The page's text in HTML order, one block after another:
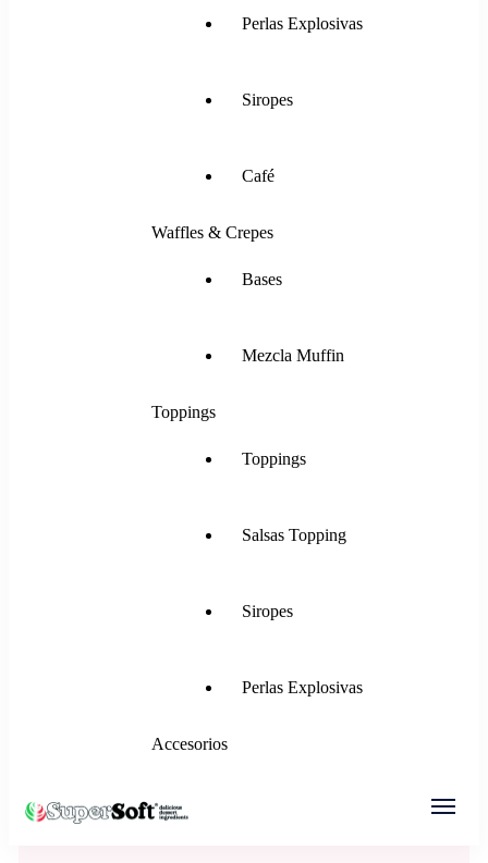
Perlas Explosivas
Siropes
Café
Waffles & Crepes
Bases
Mezcla Muffin
Toppings
Toppings
Salsas Topping
Siropes
Perlas Explosivas
Accesorios